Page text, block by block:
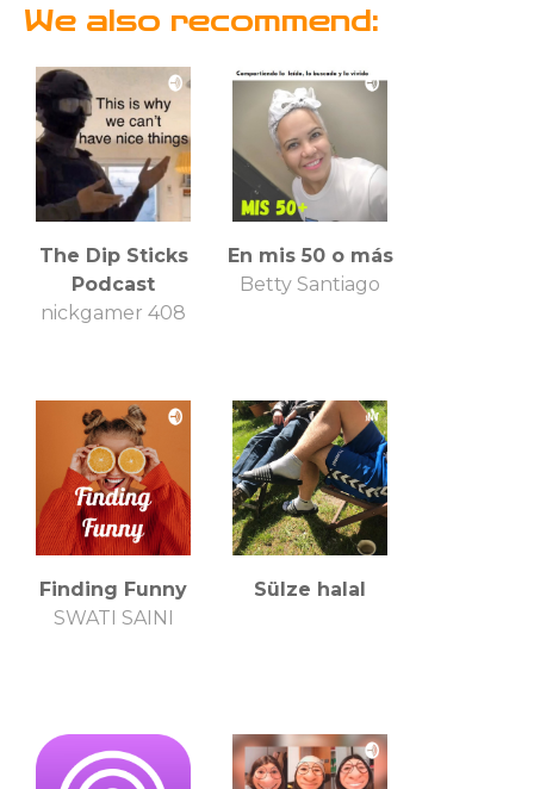
We also recommend:
The Dip Sticks
Podcast
nickgamer 408
En mis 50 o más
Betty Santiago
Finding Funny
SWATI SAINI
Sülze halal